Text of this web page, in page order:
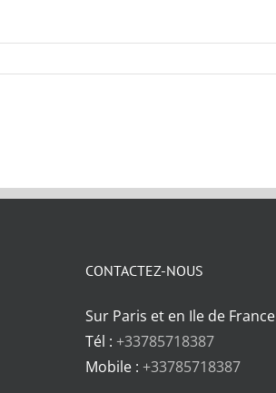
CONTACTEZ-NOUS
Sur Paris et en Ile de France
Tél : +33785718387
Mobile : +33785718387